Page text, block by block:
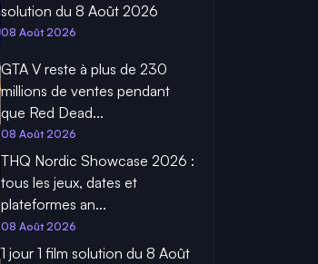
solution du 8 Août 2026
08 Août 2026
GTA V reste à plus de 230
millions de ventes pendant
que Red Dead...
08 Août 2026
THQ Nordic Showcase 2026 :
tous les jeux, dates et
plateformes an...
08 Août 2026
1 jour 1 film solution du 8 Août